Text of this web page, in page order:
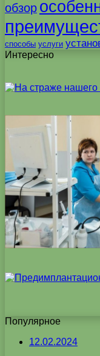
обзор
способы услуги
Интересно
Популярное
12.02.2024